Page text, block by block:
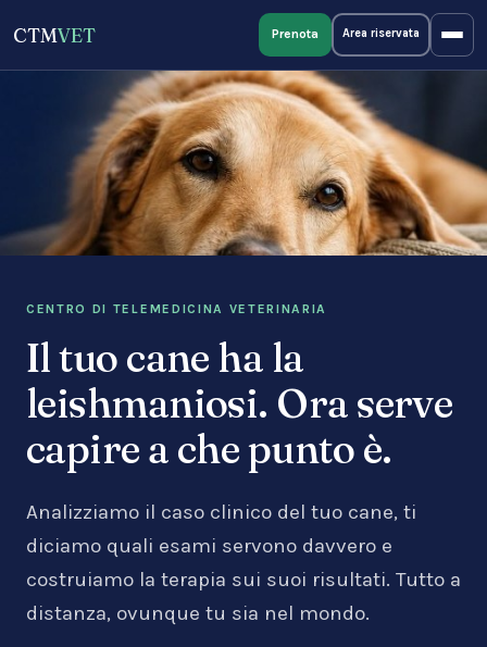
CTMVET Prenota Area riservata
CENTRO DI TELEMEDICINA VETERINARIA
Il tuo cane ha la
leishmaniosi. Ora serve
capire a che punto è.
Analizziamo il caso clinico del tuo cane, ti
diciamo quali esami servono davvero e
costruiamo la terapia sui suoi risultati. Tutto a
distanza, ovunque tu sia nel mondo.